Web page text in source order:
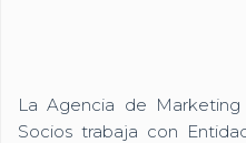
La Agencia de
Socios trabaja con